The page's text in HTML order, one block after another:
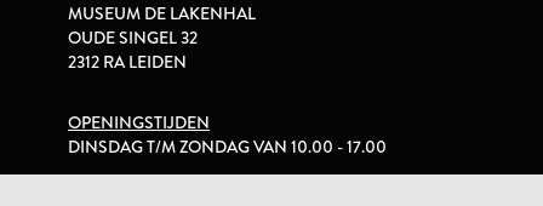
MUSEUM DE LAKENHAL
OUDE SINGEL 32
2312 RA LEIDEN
OPENINGSTIJDEN
DINSDAG T/M ZONDAG VAN 10.00 - 17.00